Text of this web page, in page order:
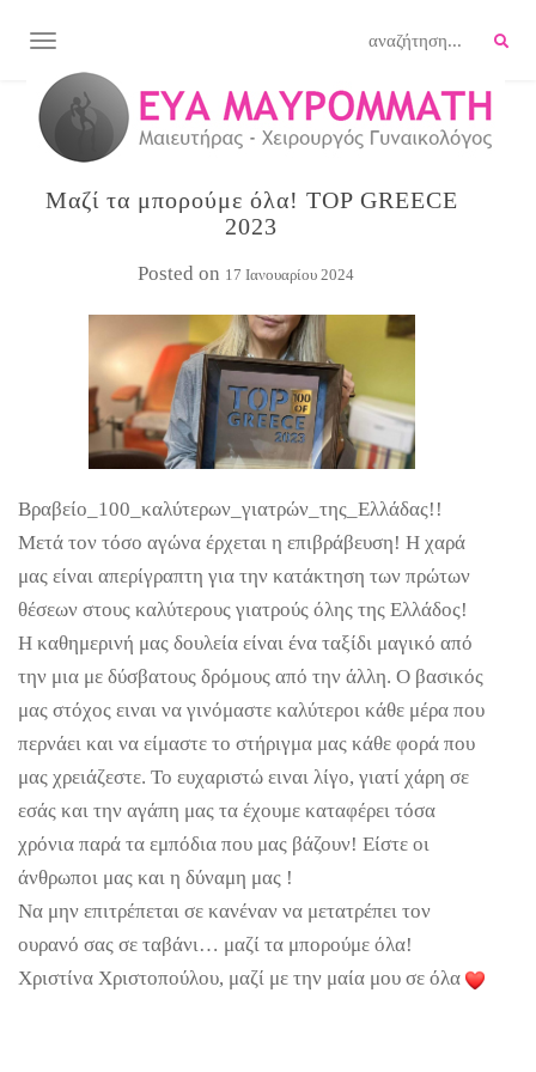
TOGGLE NAVIGATION
Μαζί τα μπορούμε όλα! TOP GREECE
2023
Posted on 17 Ιανουαρίου 2024
Βραβείο_100_καλύτερων_γιατρών_της_Ελλάδας!!
Μετά τον τόσο αγώνα έρχεται η επιβράβευση! Η χαρά
μας είναι απερίγραπτη για την κατάκτηση των πρώτων
θέσεων στους καλύτερους γιατρούς όλης της Ελλάδος!
Η καθημερινή μας δουλεία είναι ένα ταξίδι μαγικό από
την μια με δύσβατους δρόμους από την άλλη. Ο βασικός
μας στόχος ειναι να γινόμαστε καλύτεροι κάθε μέρα που
περνάει και να είμαστε το στήριγμα μας κάθε φορά που
μας χρειάζεστε. Το ευχαριστώ ειναι λίγο, γιατί χάρη σε
εσάς και την αγάπη μας τα έχουμε καταφέρει τόσα
χρόνια παρά τα εμπόδια που μας βάζουν! Είστε οι
άνθρωποι μας και η δύναμη μας !
Να μην επιτρέπεται σε κανέναν να μετατρέπει τον
ουρανό σας σε ταβάνι… μαζί τα μπορούμε όλα!
Χριστίνα Χριστοπούλου, μαζί με την μαία μου σε όλα